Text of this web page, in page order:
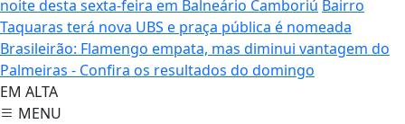
noite desta sexta-feira em Balneário Camboriú Bairro
Taquaras terá nova UBS e praça pública é nomeada
Brasileirão: Flamengo empata, mas diminui vantagem do
Palmeiras - Confira os resultados do domingo
EM ALTA
MENU